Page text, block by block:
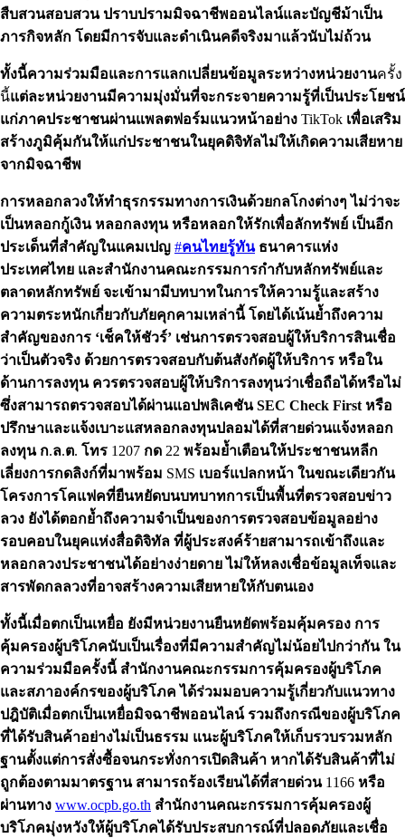
สืบสวนสอบสวน ปราบปรามมิจฉาชีพออนไลน์และบัญชีม้าเป็น
ภารกิจหลัก โดยมีการจับและดำเนินคดีจริงมาแล้วนับไม่ถ้วน
ทั้งนี้ความร่วมมือและการแลกเปลี่ยนข้อมูลระหว่างหน่วยงานครั้ง
นี้แต่ละหน่วยงานมีความมุ่งมั่นที่จะกระจายความรู้ที่เป็นประโยชน์
แก่ภาคประชาชนผ่านแพลตฟอร์มแนวหน้าอย่าง TikTok เพื่อเสริม
สร้างภูมิคุ้มกันให้แก่ประชาชนในยุคดิจิทัลไม่ให้เกิดความเสียหาย
จากมิจฉาชีพ
การหลอกลวงให้ทำธุรกรรมทางการเงินด้วยกลโกงต่างๆ ไม่ว่าจะ
เป็นหลอกกู้เงิน หลอกลงทุน หรือหลอกให้รักเพื่อลักทรัพย์ เป็นอีก
ประเด็นที่สำคัญในแคมเปญ #คนไทยรู้ทัน ธนาคารแห่ง
ประเทศไทย และสำนักงานคณะกรรมการกำกับหลักทรัพย์และ
ตลาดหลักทรัพย์ จะเข้ามามีบทบาทในการให้ความรู้และสร้าง
ความตระหนักเกี่ยวกับภัยคุกคามเหล่านี้ โดยได้เน้นย้ำถึงความ
สำคัญของการ ‘เช็คให้ชัวร์’ เช่นการตรวจสอบผู้ให้บริการสินเชื่อ
ว่าเป็นตัวจริง ด้วยการตรวจสอบกับต้นสังกัดผู้ให้บริการ หรือใน
ด้านการลงทุน ควรตรวจสอบผู้ให้บริการลงทุนว่าเชื่อถือได้หรือไม่
ซึ่งสามารถตรวจสอบได้ผ่านแอปพลิเคชัน SEC Check First หรือ
ปรึกษาและแจ้งเบาะแสหลอกลงทุนปลอมได้ที่สายด่วนแจ้งหลอก
ลงทุน ก.ล.ต. โทร 1207 กด 22 พร้อมย้ำเตือนให้ประชาชนหลีก
เลี่ยงการกดลิงก์ที่มาพร้อม SMS เบอร์แปลกหน้า ในขณะเดียวกัน
โครงการโคแฟคที่ยืนหยัดบนบทบาทการเป็นพื้นที่ตรวจสอบข่าว
ลวง ยังได้ตอกย้ำถึงความจำเป็นของการตรวจสอบข้อมูลอย่าง
รอบคอบในยุคแห่งสื่อดิจิทัล ที่ผู้ประสงค์ร้ายสามารถเข้าถึงและ
หลอกลวงประชาชนได้อย่างง่ายดาย ไม่ให้หลงเชื่อข้อมูลเท็จและ
สารพัดกลลวงที่อาจสร้างความเสียหายให้กับตนเอง
ทั้งนี้เมื่อตกเป็นเหยื่อ ยังมีหน่วยงานยืนหยัดพร้อมคุ้มครอง การ
คุ้มครองผู้บริโภคนับเป็นเรื่องที่มีความสำคัญไม่น้อยไปกว่ากัน ใน
ความร่วมมือครั้งนี้ สำนักงานคณะกรรมการคุ้มครองผู้บริโภค
และสภาองค์กรของผู้บริโภค ได้ร่วมมอบความรู้เกี่ยวกับแนวทาง
ปฎิบัติเมื่อตกเป็นเหยื่อมิจฉาชีพออนไลน์ รวมถึงกรณีของผู้บริโภค
ที่ได้รับสินค้าอย่างไม่เป็นธรรม แนะผู้บริโภคให้เก็บรวบรวมหลัก
ฐานตั้งแต่การสั่งซื้อจนกระทั่งการเปิดสินค้า หากได้รับสินค้าที่ไม่
ถูกต้องตามมาตรฐาน สามารถร้องเรียนได้ที่สายด่วน1166 หรือ
ผ่านทาง www.ocpb.go.th สำนักงานคณะกรรมการคุ้มครองผู้
บริโภคมุ่งหวังให้ผู้บริโภคได้รับประสบการณ์ที่ปลอดภัยและเชื่อ